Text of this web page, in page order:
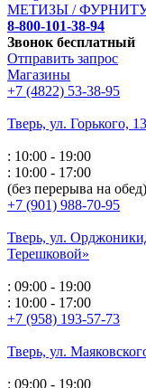
МЕТИЗЫ /
8-800-101-38-94
Звонок бесплатный
Отправить запрос
Магазины
+7 (4822) 53-38-95
Тверь, ул. Горького,
: 10:00 - 19:00
: 10:00 - 17:00
(без перерыва на обед)
+7 (901) 988-70-95
Тверь, ул.
Терешковой»
: 09:00 - 19:00
: 10:00 - 17:00
+7 (958) 193-57-73
Тверь, ул.
: 09:00 - 19:00